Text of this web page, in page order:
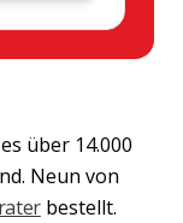
über 14.000
Neun von
bestellt.